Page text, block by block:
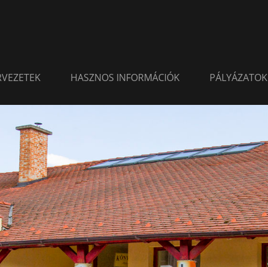
HASZNOS INFORMÁCIÓK PÁLYÁZATOK